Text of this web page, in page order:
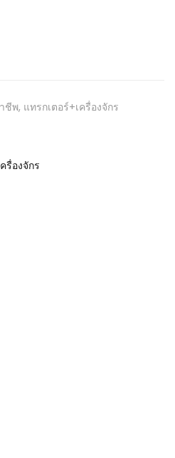
ชีพ, แทรกเตอร์+เครื่องจักร
รื่องจักร